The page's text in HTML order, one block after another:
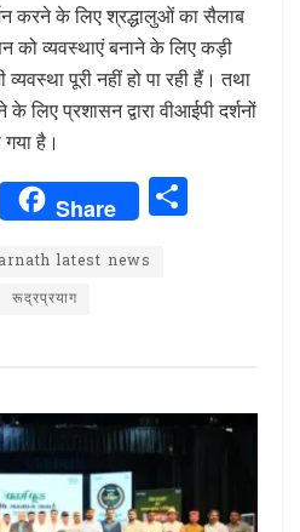
करने के लिए श्रद्धालुओं का सैलाब
को व्यवस्थाएं बनाने के लिए कड़ी
पूरी नहीं हो पा रही हैं। तथा
लिए प्रशासन द्वारा वीआईपी दर्शनों
गया है।
W
h Share
latest news
रूद्रप्रयाग